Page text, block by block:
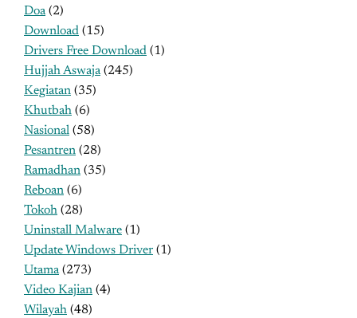
Doa(2)
Download (15)
Drivers Free Download (1)
Hujjah Aswaja(245)
Kegiatan (35)
Khutbah (6)
Nasional (58)
Pesantren (28)
Ramadhan (35)
Reboan (6)
Tokoh (28)
Uninstall Malware (1)
Update Windows Driver (1)
Utama(273)
Video Kajian (4)
Wilayah (48)